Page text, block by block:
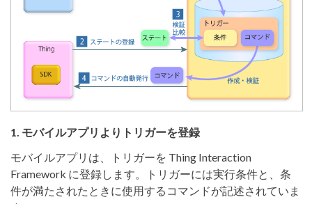
1. モバイルアプリよりトリガーを登録
モバイルアプリは、トリガーを Thing Interaction
Framework に登録します。トリガーには実行条件と、条
件が満たされたときに使用するコマンドが記述されていま